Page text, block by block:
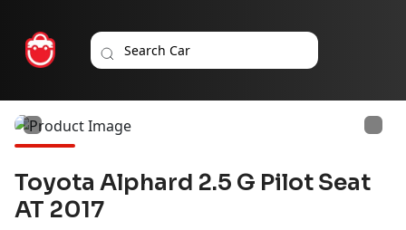
Toyota Alphard 2.5 G Pilot Seat
AT 2017